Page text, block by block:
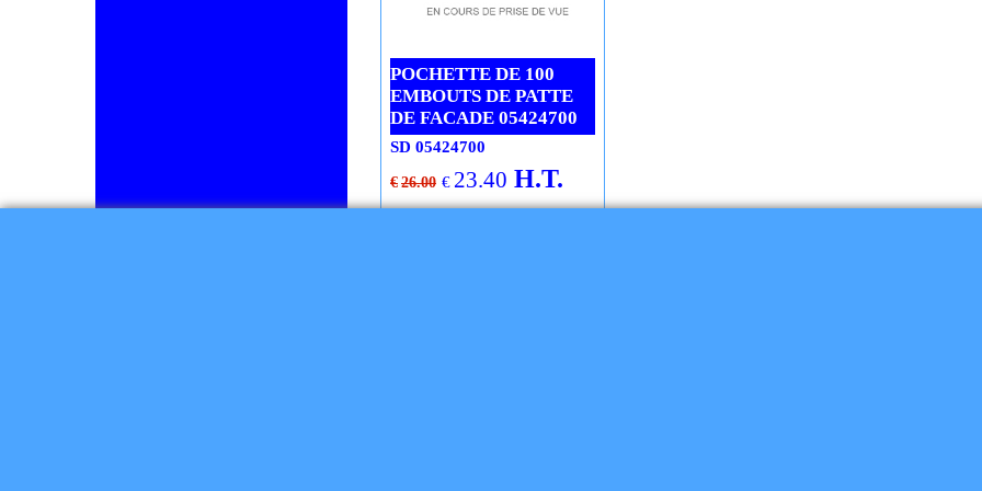
Cliquez ici
Rupture définitive